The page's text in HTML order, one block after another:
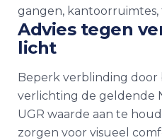
gangen,
Advies tegen
licht
Beperk verblinding door
verlichting de geldende
UGR waarde aan te
zorgen voor visueel